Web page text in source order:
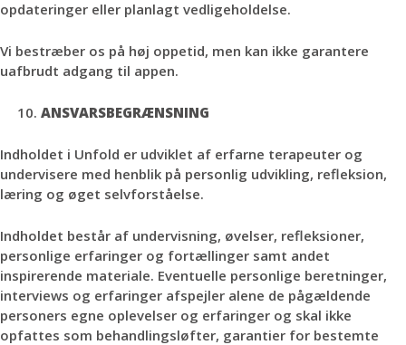
opdateringer eller planlagt vedligeholdelse.
Vi bestræber os på høj oppetid, men kan ikke garantere
uafbrudt adgang til appen.
ANSVARSBEGRÆNSNING
Indholdet i Unfold er udviklet af erfarne terapeuter og
undervisere med henblik på personlig udvikling, refleksion,
læring og øget selvforståelse.
Indholdet består af undervisning, øvelser, refleksioner,
personlige erfaringer og fortællinger samt andet
inspirerende materiale. Eventuelle personlige beretninger,
interviews og erfaringer afspejler alene de pågældende
personers egne oplevelser og erfaringer og skal ikke
opfattes som behandlingsløfter, garantier for bestemte